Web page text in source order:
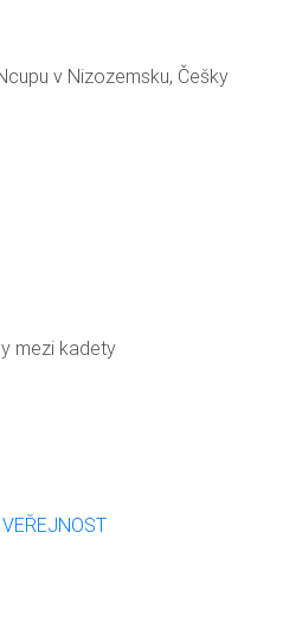
v Nizozemsku, Češky
mezi kadety